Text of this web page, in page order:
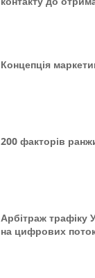
Концепція
200 факторів
Арбітраж трафіку
на цифрових